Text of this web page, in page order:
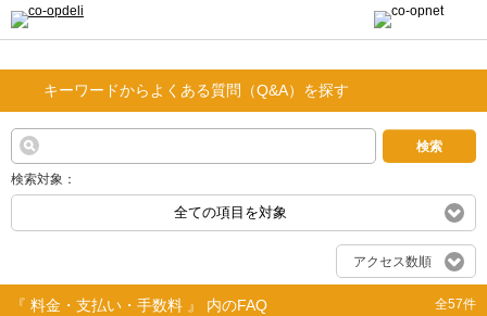
キーワードからよくある質問（Q&A）を探す
検索対象：
全ての項目を対象
検索
アクセス数順
『 料金・支払い・手数料 』 内のFAQ 全57件